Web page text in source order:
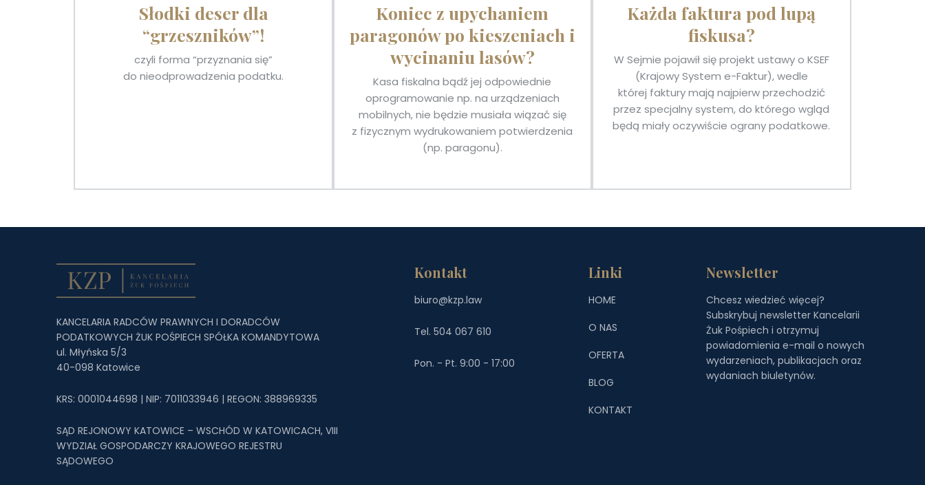
Słodki deser dla
“grzeszników”!
czyli forma “przyznania się”
do nieodprowadzenia podatku.
Koniec z upychaniem
paragonów po kieszeniach i
wycinaniu lasów?
Kasa fiskalna bądź jej odpowiednie
oprogramowanie np. na urządzeniach
mobilnych, nie będzie musiała wiązać się
z fizycznym wydrukowaniem potwierdzenia
(np. paragonu).
Każda faktura pod lupą
fiskusa?
W Sejmie pojawił się projekt ustawy o KSEF
(Krajowy System e-Faktur), wedle
której faktury mają najpierw przechodzić
przez specjalny system, do którego wgląd
będą miały oczywiście ograny podatkowe.
KANCELARIA RADCÓW PRAWNYCH I DORADCÓW
PODATKOWYCH ŻUK POŚPIECH SPÓŁKA KOMANDYTOWA
ul. Młyńska 5/3
40-098 Katowice
KRS: 0001044698 | NIP: 7011033946 | REGON: 388969335
SĄD REJONOWY KATOWICE – WSCHÓD W KATOWICACH, VIII
WYDZIAŁ GOSPODARCZY KRAJOWEGO REJESTRU
SĄDOWEGO
Kontakt
biuro@kzp.law
Tel. 504 067 610
Pon. - Pt. 9:00 - 17:00
Linki
HOME
O NAS
OFERTA
BLOG
KONTAKT
Newsletter
Chcesz wiedzieć więcej?
Subskrybuj newsletter Kancelarii
Żuk Pośpiech i otrzymuj
powiadomienia e-mail o nowych
wydarzeniach, publikacjach oraz
wydaniach biuletynów.